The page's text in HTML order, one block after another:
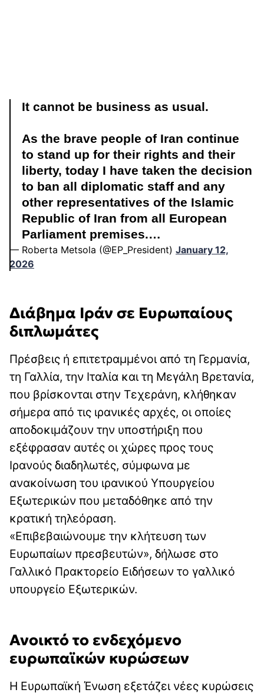
It cannot be business as usual.
As the brave people of Iran continue
to stand up for their rights and their
liberty, today I have taken the decision
to ban all diplomatic staff and any
other representatives of the Islamic
Republic of Iran from all European
Parliament premises.…
— Roberta Metsola (@EP_President) January 12,
2026
Διάβημα Ιράν σε Ευρωπαίους
διπλωμάτες
Πρέσβεις ή επιτετραμμένοι από τη Γερμανία,
τη Γαλλία, την Ιταλία και τη Μεγάλη Βρετανία,
που βρίσκονται στην Τεχεράνη, κλήθηκαν
σήμερα από τις ιρανικές αρχές, οι οποίες
αποδοκιμάζουν την υποστήριξη που
εξέφρασαν αυτές οι χώρες προς τους
Ιρανούς διαδηλωτές, σύμφωνα με
ανακοίνωση του ιρανικού Υπουργείου
Εξωτερικών που μεταδόθηκε από την
κρατική τηλεόραση.
«Επιβεβαιώνουμε την κλήτευση των
Ευρωπαίων πρεσβευτών», δήλωσε στο
Γαλλικό Πρακτορείο Ειδήσεων το γαλλικό
υπουργείο Εξωτερικών.
Ανοικτό το ενδεχόμενο
ευρωπαϊκών κυρώσεων
Η Ευρωπαϊκή Ένωση εξετάζει νέες κυρώσεις